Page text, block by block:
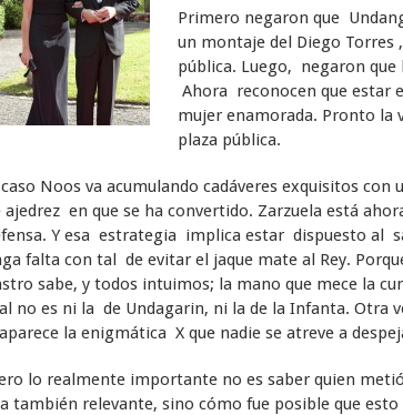
Primero negaron que
un montaje del Diego Torres
pública. Luego, negaron
Ahora reconocen que estar
mujer enamorada. Pronto la
plaza pública.
caso Noos va acumulando cadáveres exquisitos
ajedrez en que se ha convertido. Zarzuela está
Y esa estrategia implica estar dispuesto al
falta con tal de evitar el jaque mate al Rey.
sabe, y todos intuimos; la mano que mece la
no es ni la de Undagarin, ni la de la Infanta. Otra
la enigmática X que nadie se atreve a
lo realmente importante no es saber quien
también relevante, sino cómo fue posible que